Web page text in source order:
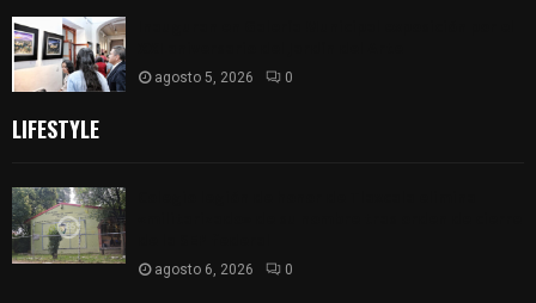
agosto 5, 2026 0
LIFESTYLE
agosto 6, 2026 0